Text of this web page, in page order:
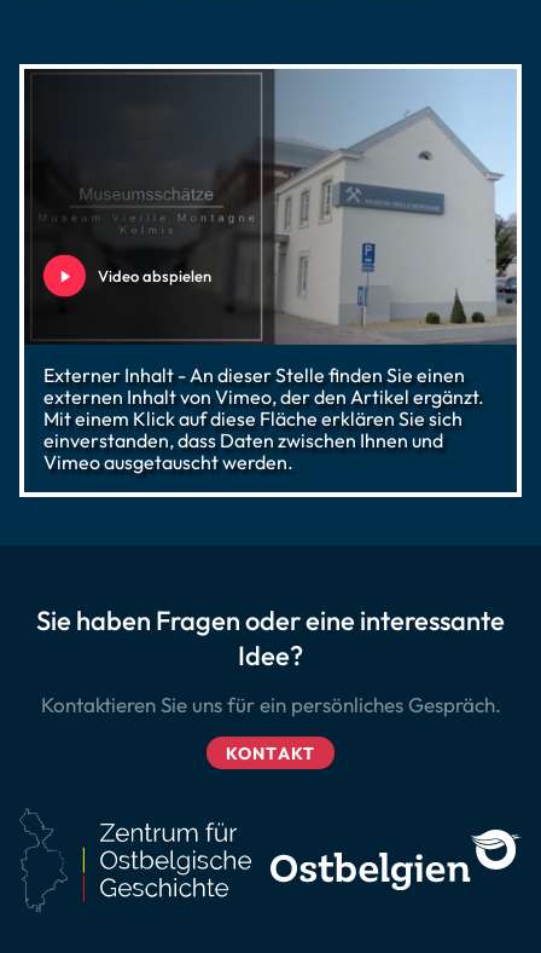
Video abspielen
Externer Inhalt - An dieser Stelle finden Sie einen
externen Inhalt von Vimeo, der den Artikel ergänzt.
Mit einem Klick auf diese Fläche erklären Sie sich
einverstanden, dass Daten zwischen Ihnen und
Vimeo ausgetauscht werden.
Sie haben Fragen oder eine interessante
Idee?
Kontaktieren Sie uns für ein persönliches Gespräch.
KONTAKT